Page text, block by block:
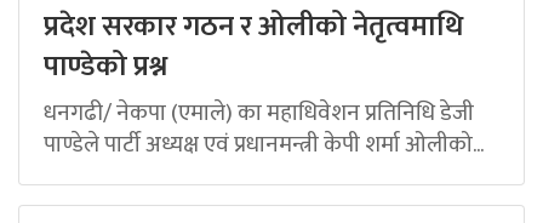
प्रदेश सरकार गठन र ओलीको नेतृत्वमाथि
पाण्डेको प्रश्न
धनगढी/ नेकपा (एमाले) का महाधिवेशन प्रतिनिधि डेजी
पाण्डेले पार्टी अध्यक्ष एवं प्रधानमन्त्री केपी शर्मा ओलीको...